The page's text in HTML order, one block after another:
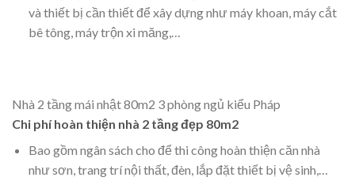
việc để kiểm soát được chi phí, tránh các khoản phát sinh
thêm không rõ ràng do thuê thợ tay nghề yếu, hay chểnh
Khi dự toán bảng giá xây dựngmẫu nhà đẹp 2 tầng 3
phòng ngủ, bạn phải tính cả ngân sách cho các máy móc
và thiết bị cần thiết để xây dựng như máy khoan, máy cắt
bê tông, máy trộn xi măng,…